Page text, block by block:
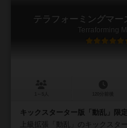
テラフォーミングマー
Terraforming
キックスターター版「動乱」限
上級拡張「動乱」のキックスタ